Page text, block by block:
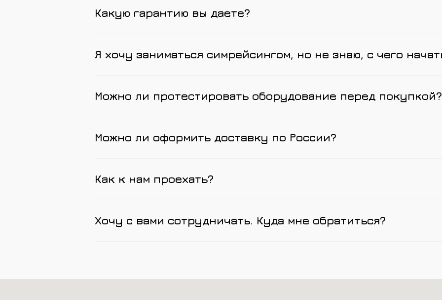
Какую гарантию вы даете?
Я хочу заниматься симрейсингом, но не знаю, с чего
Можно ли протестировать оборудование перед покупкой?
Можно ли оформить доставку по России?
Как к нам проехать?
Хочу с вами сотрудничать. Куда мне обратиться?